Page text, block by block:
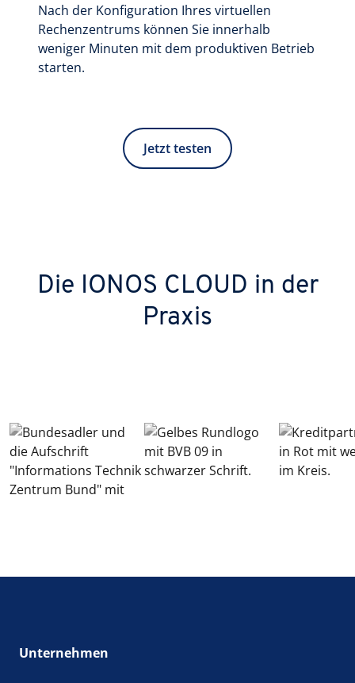
Nach der Konfiguration Ihres virtuellen
Rechenzentrums können Sie innerhalb
weniger Minuten mit dem produktiven Betrieb
starten.
Jetzt testen
Die IONOS CLOUD in der
Praxis
Unternehmen